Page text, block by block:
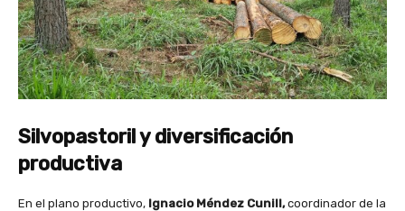
Silvopastoril y diversificación
productiva
En el plano productivo, Ignacio Méndez Cunill,coordinador de la